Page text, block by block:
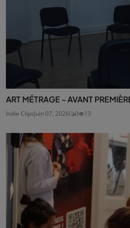
ART MÉTRAGE - AVANT
Indie ClipsJuin 07, 2026 0 13